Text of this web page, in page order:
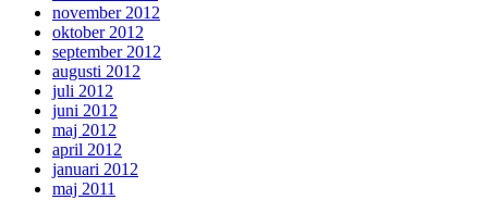
november 2012
oktober 2012
september 2012
augusti 2012
juli 2012
juni 2012
maj 2012
april 2012
januari 2012
maj 2011